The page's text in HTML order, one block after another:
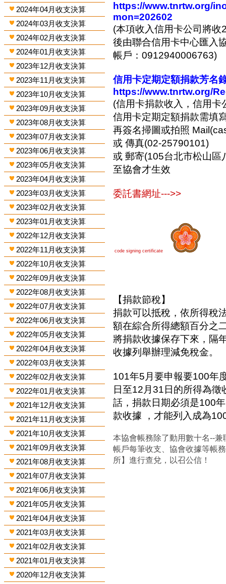
2024年04月收支決算
2024年03月收支決算
2024年02月收支決算
2024年01月收支決算
2023年12月收支決算
2023年11月收支決算
2023年10月收支決算
2023年09月收支決算
2023年08月收支決算
2023年07月收支決算
2023年06月收支決算
2023年05月收支決算
2023年04月收支決算
2023年03月收支決算
2023年02月收支決算
2023年01月收支決算
2022年12月收支決算
2022年11月收支決算
2022年10月收支決算
2022年09月收支決算
2022年08月收支決算
2022年07月收支決算
2022年06月收支決算
2022年05月收支決算
2022年04月收支決算
2022年03月收支決算
2022年02月收支決算
2022年01月收支決算
2021年12月收支決算
2021年11月收支決算
2021年10月收支決算
2021年09月收支決算
2021年08月收支決算
2021年07月收支決算
2021年06月收支決算
2021年05月收支決算
2021年04月收支決算
2021年03月收支決算
2021年02月收支決算
2021年01月收支決算
2020年12月收支決算
https://www.tnrtw.org/
mon=202602
(本項收入信用卡公司將
後由聯合信用卡中心匯入
帳戶：0912940006763)
信用卡定期定額捐款芳名
https://www.tnrtw.org/
(信用卡捐款收入，信用
信用卡定期定額捐款需填
再簽名掃圖或拍照
或 傳真(02-25790101)
或 郵寄(105台北市松山
至協會才生效
委託書網址--->>
code signing certificate
【捐款節稅】
捐款可以抵稅，依所得稅
額在綜合所得總額百分之
將捐款收據保存下來，隔
收據列舉辦理減免稅金。
101年5月要申報要100年
日至12月31日的所得為
話，捐款日期必須是100
款收據 ，才能列入成為
本協會帳務除了動用數十名--
帳戶每筆收支、協會收據等帳
所】進行查兌，以召公信！